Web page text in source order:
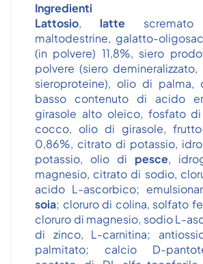
Ingredienti
Lattosio, latte
maltodestrine, galatto-
(in polvere) 11,8%, siero
polvere (siero
sieroproteine), olio di palma,
basso contenuto di acido
girasole alto oleico, fosfato
cocco, olio di girasole,
0,86%, citrato di potassio,
potassio, olio di pesce,
magnesio, citrato di sodio,
acido L-ascorbico;
soia; cloruro di colina, solfato
cloruro di magnesio, sodio L-
di zinco, L-carnitina;
palmitato; calcio D-